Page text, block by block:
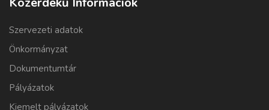
Szervezeti adatok
Önkormányzat
Dokumentumtár
Pályázatok
Kiemelt pályázatok